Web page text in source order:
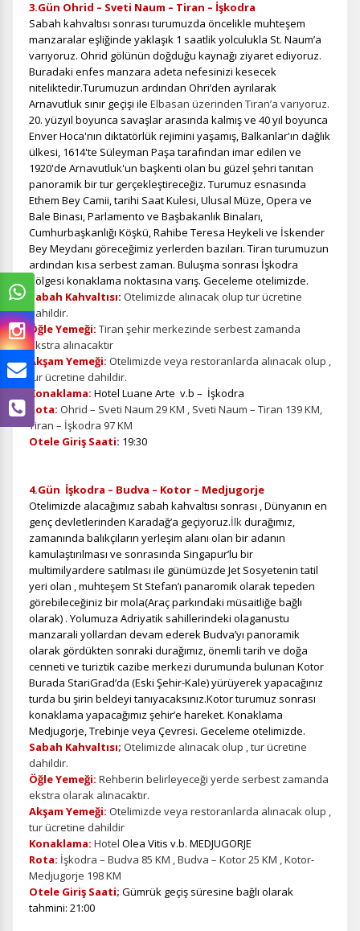
3.Gün Ohrid – Sveti Naum – Tiran – İşkodra
Sabah kahvaltısı sonrası turumuzda öncelikle muhteşem
manzaralar eşliğinde yaklaşık 1 saatlik yolculukla St. Naum’a
varıyoruz. Ohrid gölünün doğduğu kaynağı ziyaret ediyoruz.
Buradaki enfes manzara adeta nefesinizi kesecek
niteliktedir.Turumuzun ardından Ohri’den ayrılarak
Arnavutluk sınır geçişi ile Elbasan üzerinden Tiran’a varıyoruz.
20. yüzyıl boyunca savaşlar arasında kalmış ve 40 yıl boyunca
Enver Hoca'nın diktatörlük rejimini yaşamış, Balkanlar'ın dağlık
ülkesi, 1614'te Süleyman Paşa tarafından imar edilen ve
1920'de Arnavutluk'un başkenti olan bu güzel şehri tanıtan
panoramik bir tur gerçekleştireceğiz. Turumuz esnasında
Ethem Bey Camii, tarihi Saat Kulesi, Ulusal Müze, Opera ve
Bale Binası, Parlamento ve Başbakanlık Binaları,
Cumhurbaşkanlığı Köşkü, Rahibe Teresa Heykeli ve İskender
Bey Meydanı göreceğimiz yerlerden bazıları. Tiran turumuzun
ardından kısa serbest zaman. Buluşma sonrası İşkodra
bölgesi konaklama noktasına varış. Geceleme otelimizde.
Sabah Kahvaltısı: Otelimizde alınacak olup tur ücretine
dahildir.
Öğle Yemeği: Tiran şehir merkezinde serbest zamanda
ekstra alınacaktır
Akşam Yemeği: Otelimizde veya restoranlarda alınacak olup ,
tur ücretine dahildir.
Konaklama: Hotel Luane Arte v.b – İşkodra
Rota: Ohrid – Sveti Naum 29 KM , Sveti Naum – Tiran 139 KM,
Tiran – İşkodra 97 KM
Otele Giriş Saati: 19:30
4.Gün İşkodra – Budva – Kotor – Medjugorje
Otelimizde alacağımız sabah kahvaltısı sonrası , Dünyanın en
genç devletlerinden Karadağ’a geçiyoruz.İlkdurağımız,
zamanında balıkçıların yerleşim alanı olan bir adanın
kamulaştırılması ve sonrasında Singapur’lu bir
multimilyardere satılması ile günümüzde Jet Sosyetenin tatil
yeri olan , muhteşem St Stefan’ı panaromik olarak tepeden
görebileceğiniz bir mola(Araç parkındaki müsaitliğe bağlı
olarak) . Yolumuza Adriyatik sahillerindeki olaganustu
manzarali yollardan devam ederek Budva’yı panoramik
olarak gördükten sonraki durağımız, önemli tarih ve doğa
cenneti ve turiztik cazibe merkezi durumunda bulunan Kotor
Burada StariGrad’da (Eski Şehir-Kale) yürüyerek yapacağınız
turda bu şirin beldeyi tanıyacaksınız.Kotor turumuz sonrası
konaklama yapacağımız şehir’e hareket. Konaklama
Medjugorje, Trebinje veya Çevresi. Geceleme otelimizde.
Sabah Kahvaltısı; Otelimizde alınacak olup , tur ücretine
dahildir.
Öğle Yemeği: Rehberin belirleyeceği yerde serbest zamanda
ekstra olarak alınacaktır.
Akşam Yemeği: Otelimizde veya restoranlarda alınacak olup ,
tur ücretine dahildir
Konaklama: Hotel Olea Vitis v.b. MEDJUGORJE
Rota: İşkodra – Budva 85 KM , Budva – Kotor 25 KM , Kotor-
Medjugorje 198 KM
Otele Giriş Saati; Gümrük geçiş süresine bağlı olarak
tahmini: 21:00